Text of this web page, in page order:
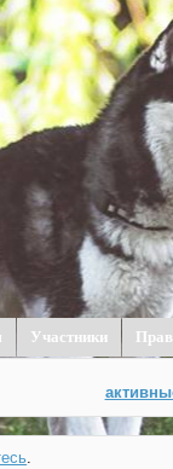
Участники
.